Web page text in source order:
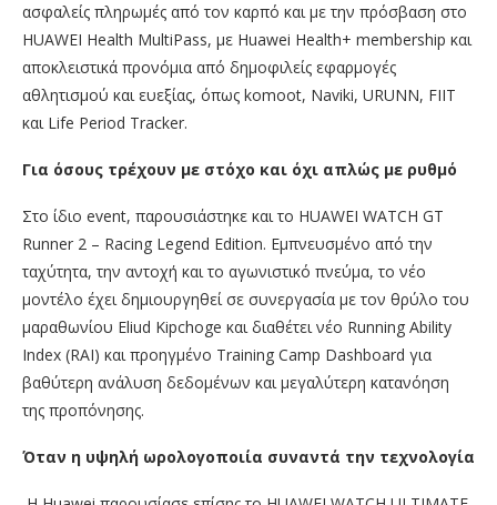
ασφαλείς πληρωμές από τον καρπό και με την πρόσβαση στο
HUAWEI Health MultiPass, με Huawei Health+ membership και
αποκλειστικά προνόμια από δημοφιλείς εφαρμογές
αθλητισμού και ευεξίας, όπως komoot, Naviki, URUNN, FIIT
και Life Period Tracker.
Για όσους τρέχουν με στόχο και όχι απλώς με ρυθμό
Στο ίδιο event, παρουσιάστηκε και το HUAWEI WATCH GT
Runner 2 – Racing Legend Edition. Εμπνευσμένο από την
ταχύτητα, την αντοχή και το αγωνιστικό πνεύμα, το νέο
μοντέλο έχει δημιουργηθεί σε συνεργασία με τον θρύλο του
μαραθωνίου Eliud Kipchoge και διαθέτει νέο Running Ability
Index (RAI) και προηγμένο Training Camp Dashboard για
βαθύτερη ανάλυση δεδομένων και μεγαλύτερη κατανόηση
της προπόνησης.
Όταν η υψηλή ωρολογοποιία συναντά την τεχνολογία